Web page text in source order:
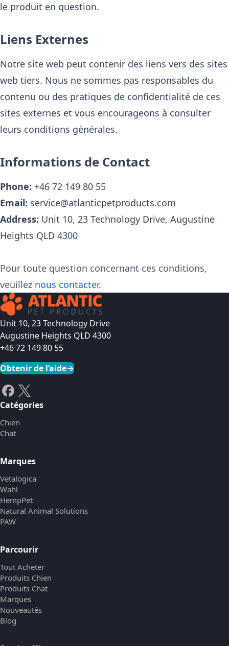
le produit en question.
Liens Externes
Notre site web peut contenir des liens vers des sites
web tiers. Nous ne sommes pas responsables du
contenu ou des pratiques de confidentialité de ces
sites externes et vous encourageons à consulter
leurs conditions générales.
Informations de Contact
Phone: +46 72 149 80 55
Email: service@atlanticpetproducts.com
Address: Unit 10, 23 Technology Drive, Augustine
Heights QLD 4300
Pour toute question concernant ces conditions,
veuillez nous contacter.
Unit 10, 23 Technology Drive
Augustine Heights QLD 4300
+46 72 149 80 55
Obtenir de l’aide→
Catégories
Chien
Chat
Marques
Vetalogica
Wahl
HempPet
Natural Animal Solutions
PAW
Parcourir
Tout Acheter
Produits Chien
Produits Chat
Marques
Nouveautés
Blog